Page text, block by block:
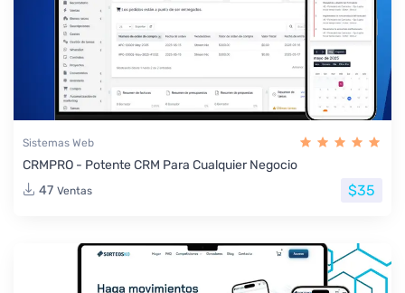
Sistemas Web
CRMPRO - Potente CRM Para Cualquier Negocio
47 Ventas $35